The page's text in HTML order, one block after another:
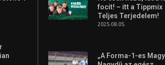
focit! – itt a Tippmix
Teljes Terjedelem!
2025.08.05.
„A Forma-1-es